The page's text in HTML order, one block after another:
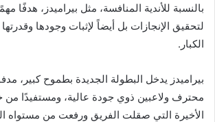
بالنسبة للأندية المنافسة، مثل بيراميدز، هدفًا
لتحقيق الإنجازات بل أيضاً لإثبات وجودها
الكبار.
بيراميدز يدخل البطولة الجديدة بطموح كبير،
محترف ولاعبين ذوي جودة عالية، ومستفيدًا من
الأخيرة التي صقلت الفريق ورفعت من مستواه